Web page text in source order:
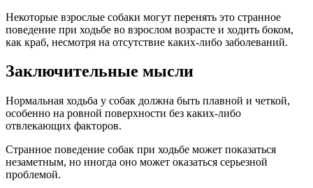
Некоторые взрослые собаки могут перенять это странное
поведение при ходьбе во взрослом возрасте и ходить боком,
как краб, несмотря на отсутствие каких-либо заболеваний.
Заключительные мысли
Нормальная ходьба у собак должна быть плавной и четкой,
особенно на ровной поверхности без каких-либо
отвлекающих факторов.
Странное поведение собак при ходьбе может показаться
незаметным, но иногда оно может оказаться серьезной
проблемой.